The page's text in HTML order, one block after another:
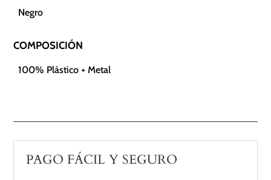
Negro
COMPOSICIÓN
100% Plástico + Metal
PAGO FÁCIL Y SEGURO